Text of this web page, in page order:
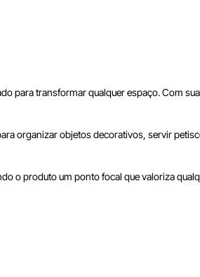
para transformar qualquer espaço. Com
organizar objetos decorativos, servir
produto um ponto focal que valoriza